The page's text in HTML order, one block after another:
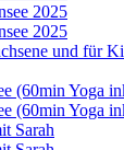
2025
2025
und für
(60min Yoga
(60min Yoga
Sarah